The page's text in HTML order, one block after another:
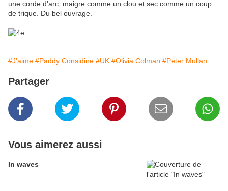
une corde d'arc, maigre comme un clou et sec comme un coup
de trique. Du bel ouvrage.
#J'aime #Paddy Considine #UK #Olivia Colman #Peter Mullan
Partager
Vous aimerez aussi
In waves